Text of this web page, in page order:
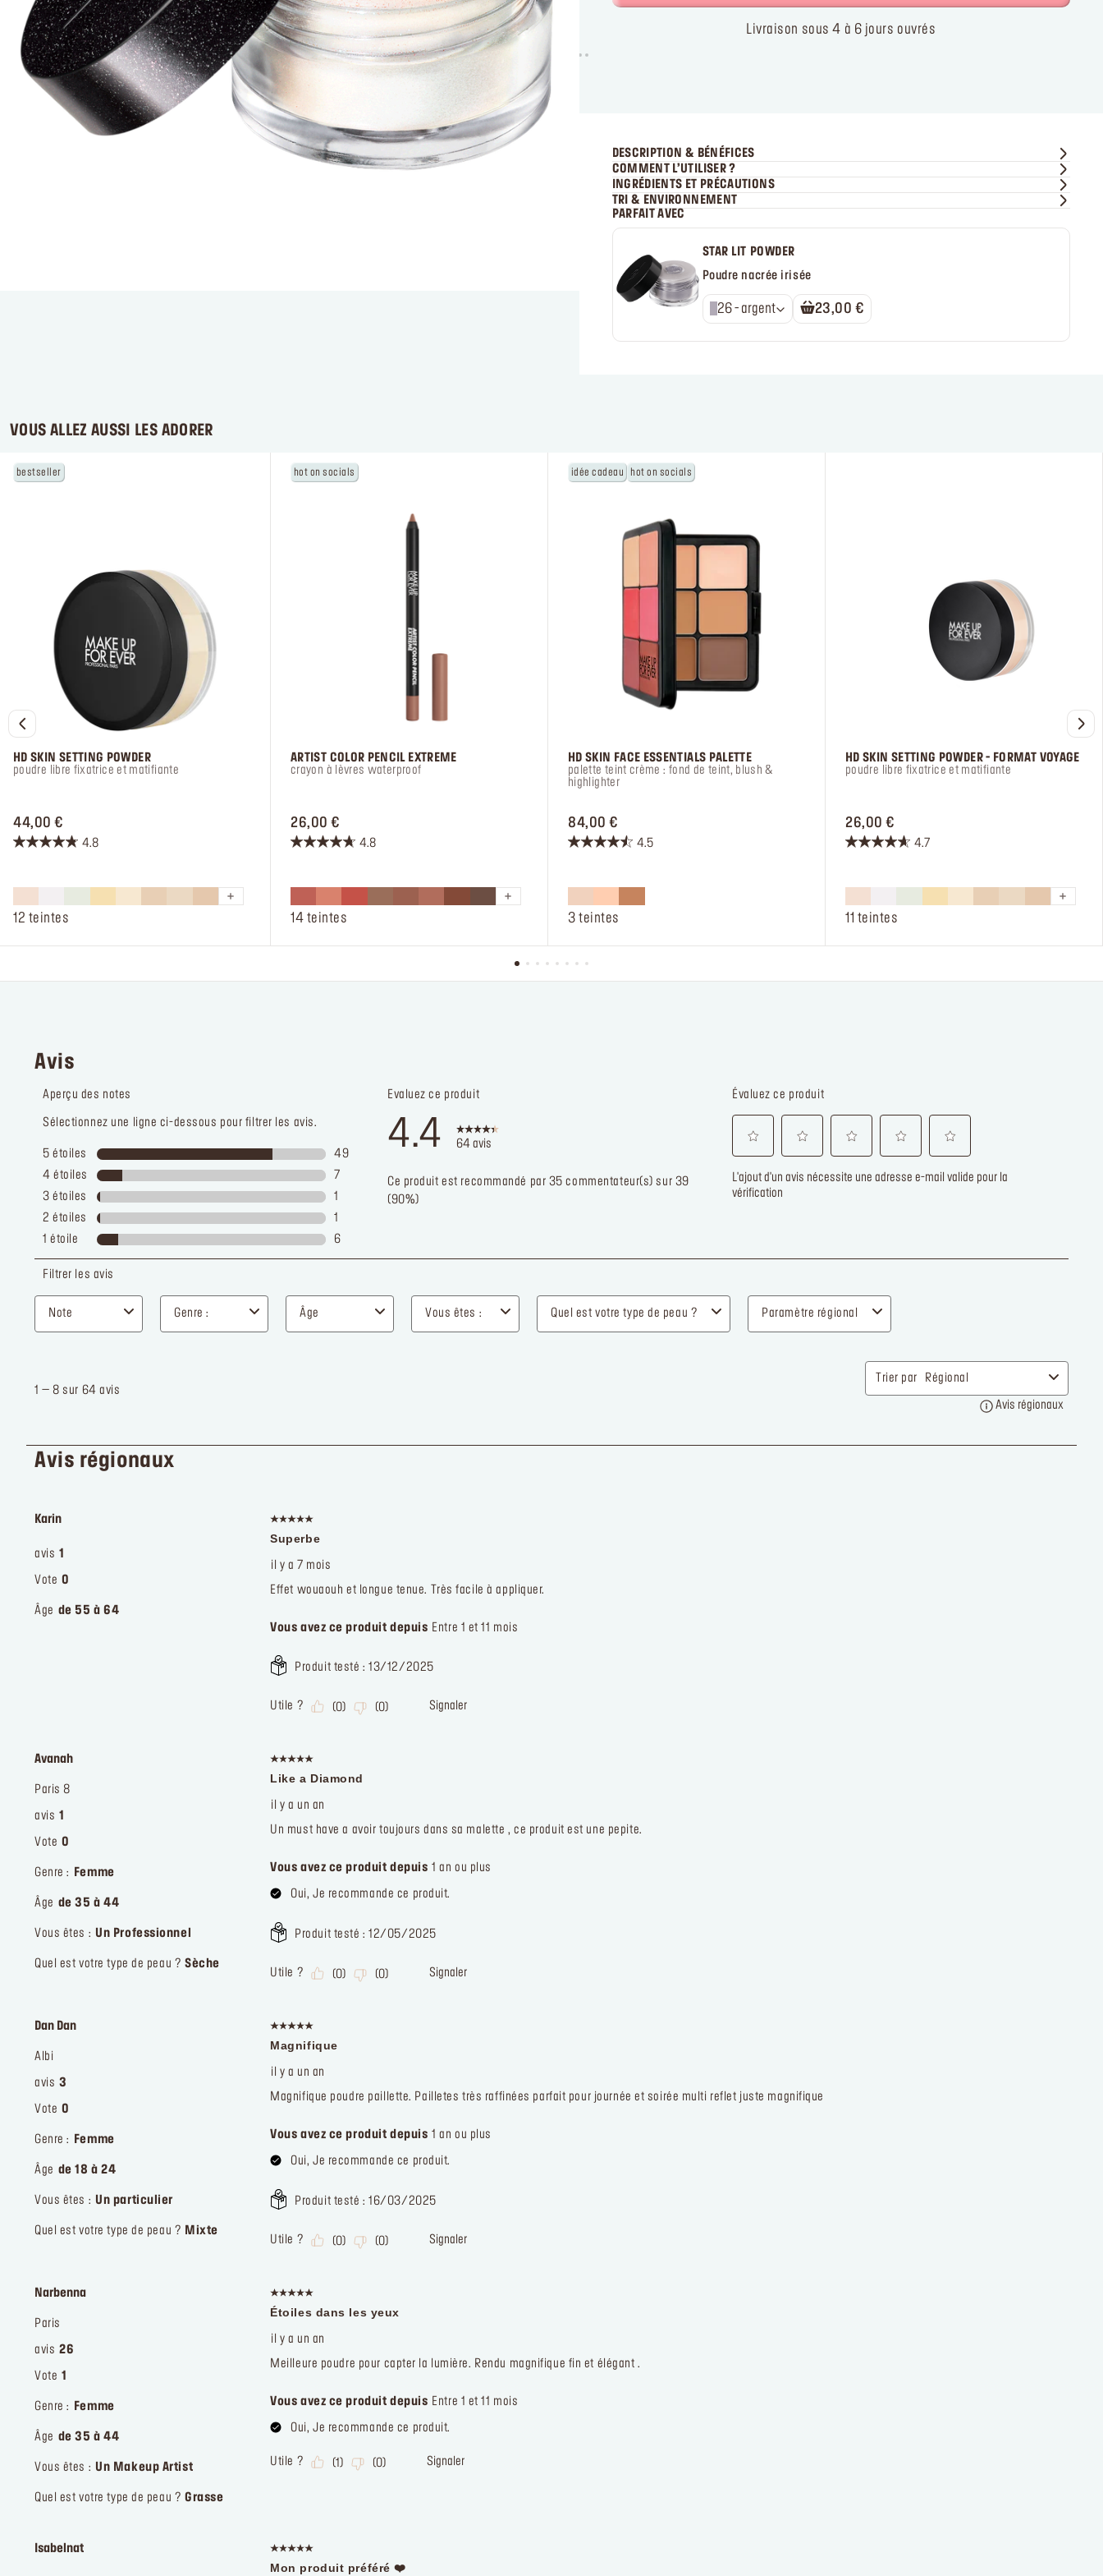
NOUVEAU PAR ICI ?
Livraison sous 4 à 6 jours ouvrés
DESCRIPTION & BÉNÉFICES
COMMENT L’UTILISER ?
INGRÉDIENTS ET PRÉCAUTIONS
TRI & ENVIRONNEMENT
PARFAIT AVEC
STAR LIT POWDER
Poudre nacrée irisée
26 - argent 23,00 €
VOUS ALLEZ AUSSI LES ADORER
bestseller
HD SKIN SETTING POWDER
poudre libre fixatrice et matifiante
44,00 €
4.8
4.8
5
étoiles.
398
12 teintes
hot on socials
ARTIST COLOR PENCIL EXTREME
crayon à lèvres waterproof
26,00 €
4.8
4.8
5
étoiles.
216
14 teintes
idée cadeau hot on socials
HD SKIN FACE ESSENTIALS PALETTE
palette teint crème : fond de teint, blush &
highlighter
84,00 €
4.5
4.5
5
étoiles.
270
3 teintes
HD SKIN SETTING POWDER - FORMAT VOYAGE
poudre libre fixatrice et matifiante
26,00 €
4.7
4.7
5
étoiles.
218
11 teintes